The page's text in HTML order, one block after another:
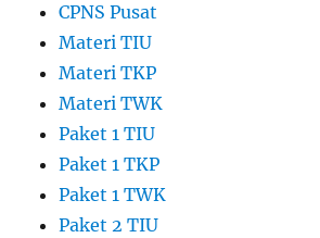
CPNS Pusat
Materi TIU
Materi TKP
Materi TWK
Paket 1 TIU
Paket 1 TKP
Paket 1 TWK
Paket 2 TIU